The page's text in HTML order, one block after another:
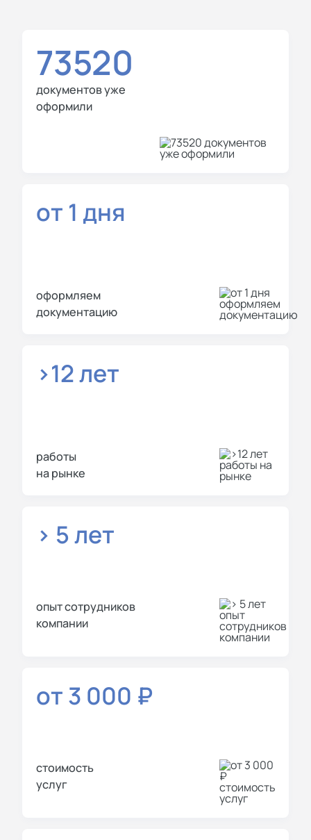
73520
документов уже
оформили
от 1 дня
оформляем
документацию
>12 лет
работы
на рынке
> 5 лет
опыт сотрудников
компании
от 3 000 ₽
стоимость
услуг